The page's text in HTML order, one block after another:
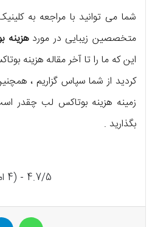
شما می توانید با مراجعه به
متخصصین زیبایی در موردهزینه
این که ما را تا آخر مقاله هزینه
کردید از شما سپاس گزاریم ،
زمینه هزینه بوتاکس لب چقدر
بگذارید .
4.7/5 - (4 امتیاز)
واتس آپ